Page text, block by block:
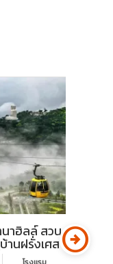
าฮิลล์ สวน
นฝรั่งเศสarrow_circle_right